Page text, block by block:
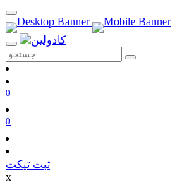
0
0
ثبت تیکت
x